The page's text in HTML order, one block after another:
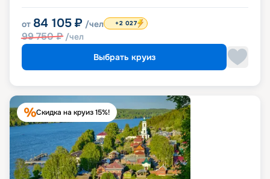
от 84 105 ₽ /чел
99 750₽ /чел
+2 027
Выбрать круиз
Скидка на круиз 15%!